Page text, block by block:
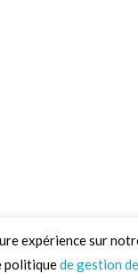
expérience sur
politiquede gestion